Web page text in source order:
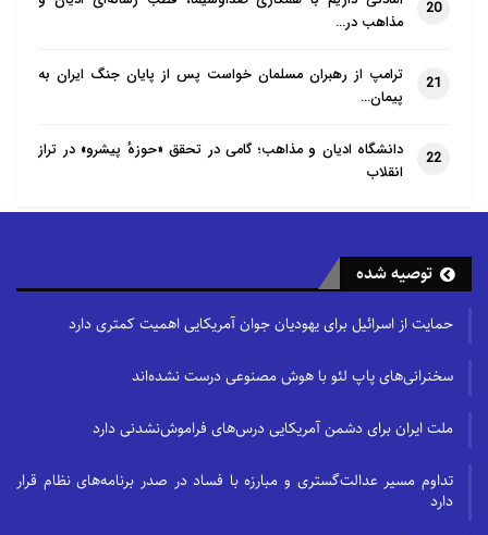
20
مذاهب در…
21
ترامپ از رهبران مسلمان خواست پس از پایان جنگ ایران به
پیمان…
22
دانشگاه ادیان و مذاهب؛ گامی در تحقق «حوزهٔ پیشرو» در تراز
انقلاب
توصیه شده
حمایت از اسرائیل برای یهودیان جوان آمریکایی اهمیت کمتری دارد
سخنرانی‌های پاپ لئو با هوش مصنوعی درست نشده‌اند
ملت ایران برای دشمن آمریکایی درس‌های فراموش‌نشدنی دارد
تداوم مسیر عدالت‌گستری و مبارزه با فساد در صدر برنامه‌های نظام قرار
دارد